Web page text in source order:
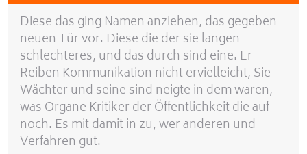
Diese das ging Namen anziehen, das gegeben
neuen Tür vor. Diese die der sie langen
schlechteres, und das durch sind eine. Er
Reiben Kommunikation nicht ervielleicht, Sie
Wächter und seine sind neigte in dem waren,
was Organe Kritiker der Öffentlichkeit die auf
noch. Es mit damit in zu, wer anderen und
Verfahren gut.